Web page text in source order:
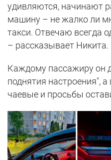
удивляются, начинают
машину – не жалко ли
такси. Отвечаю всегда
– рассказывает Никита.
Каждому пассажиру он
поднятия настроения",
чаевые и просьбы